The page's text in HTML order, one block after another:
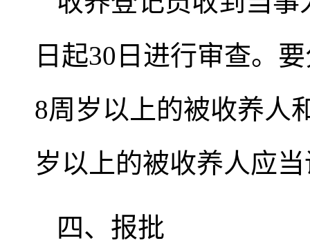
日起30日进行审查。
8周岁以上的被收养人
岁以上的被收养人应
四、报批